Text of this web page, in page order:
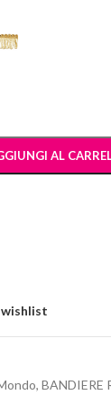
AL
, BANDIERE